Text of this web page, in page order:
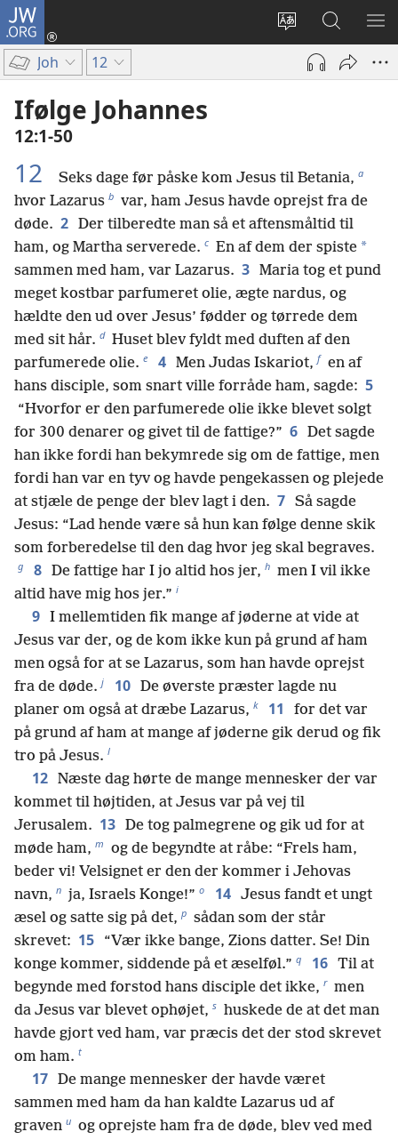
JW.ORG
Vælg
sprog
Log
på
(åbner
Søg
på
JW.ORG
VIS
Joh 12
Ifølge Johannes
12:1-50
12 Seks dage før påske kom Jesus til Betania, a
hvor Lazarus b var, ham Jesus havde oprejst fra de
døde. 2 Der tilberedte man så et aftensmåltid til
ham, og Martha serverede. c En af dem der spiste *
sammen med ham, var Lazarus. 3 Maria tog et pund
meget kostbar parfumeret olie, ægte nardus, og
hældte den ud over Jesus’ fødder og tørrede dem
med sit hår. d Huset blev fyldt med duften af den
parfumerede olie. e 4 Men Judas Iskariot, f en af
hans disciple, som snart ville forråde ham, sagde: 5
“Hvorfor er den parfumerede olie ikke blevet solgt
for 300 denarer og givet til de fattige?” 6 Det sagde
han ikke fordi han bekymrede sig om de fattige, men
fordi han var en tyv og havde pengekassen og plejede
at stjæle de penge der blev lagt i den. 7 Så sagde
Jesus: “Lad hende være så hun kan følge denne skik
som forberedelse til den dag hvor jeg skal begraves.
g 8 De fattige har I jo altid hos jer, h men I vil ikke
altid have mig hos jer.” i
9 I mellemtiden fik mange af jøderne at vide at
Jesus var der, og de kom ikke kun på grund af ham
men også for at se Lazarus, som han havde oprejst
fra de døde. j 10 De øverste præster lagde nu
planer om også at dræbe Lazarus, k 11
for det var
på grund af ham at mange af jøderne gik derud og fik
tro på Jesus. l
12 Næste dag hørte de mange mennesker der var
kommet til højtiden, at Jesus var på vej til
Jerusalem. 13 De tog palmegrene og gik ud for at
møde ham, m og de begyndte at råbe: “Frels ham,
beder vi! Velsignet er den der kommer i Jehovas
navn, n ja, Israels Konge!” o 14 Jesus fandt et ungt
æsel og satte sig på det, p sådan som der står
skrevet: 15
“Vær ikke bange, Zions datter. Se! Din
konge kommer, siddende på et æselføl.” q 16 Til at
begynde med forstod hans disciple det ikke, r men
da Jesus var blevet ophøjet, s huskede de at det man
havde gjort ved ham, var præcis det der stod skrevet
om ham. t
17 De mange mennesker der havde været
sammen med ham da han kaldte Lazarus ud af
graven u og oprejste ham fra de døde, blev ved med